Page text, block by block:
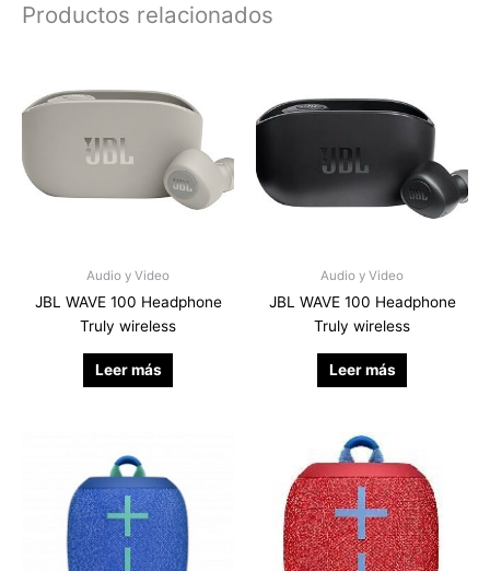
Productos relacionados
Audio y Video
JBL WAVE 100 Headphone
Truly wireless
Leer más
Audio y Video
JBL WAVE 100 Headphone
Truly wireless
Leer más